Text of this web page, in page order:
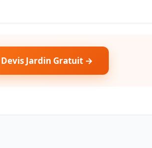
Devis Jardin Gratuit →